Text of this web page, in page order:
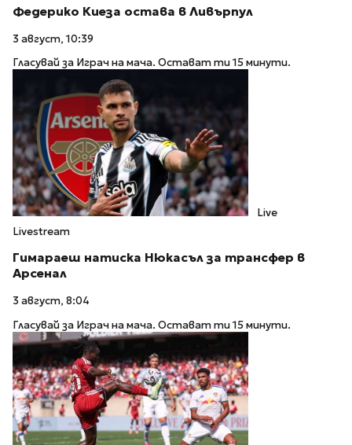
Федерико Киеза остава в Ливърпул
3 август, 10:39
Гласувай за Играч на мача. Остават ти 15 минути.
Live
Livestream
Гимараеш натиска Нюкасъл за трансфер в
Арсенал
3 август, 8:04
Гласувай за Играч на мача. Остават ти 15 минути.